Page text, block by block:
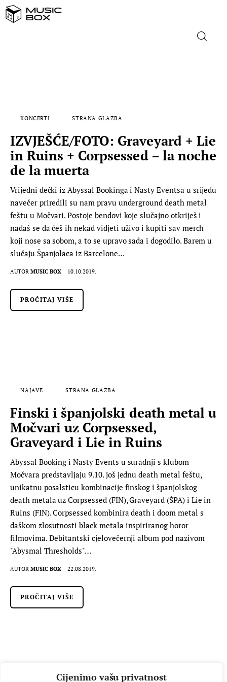
Cijenimo vašu privatnost
FILM
MUSIC BOX
KONCERTI STRANA GLAZBA
IZVJEŠĆE/FOTO: Graveyard + Lie
in Ruins + Corpsessed – la noche
de la muerta
Vrijedni dečki iz Abyssal Bookinga i Nasty Eventsa u srijedu
navečer priredili su nam pravu underground death metal
feštu u Močvari. Postoje bendovi koje slučajno otkriješ i
nadaš se da ćeš ih nekad vidjeti uživo i kupiti sav merch
koji nose sa sobom, a to se upravo sada i dogodilo. Barem u
slučaju Španjolaca iz Barcelone…
AUTOR MUSIC BOX 10.10.2019.
PROČITAJ VIŠE
NAJAVE STRANA GLAZBA
Finski i španjolski death metal u
Močvari uz Corpsessed,
Graveyard i Lie in Ruins
Abyssal Booking i Nasty Events u suradnji s klubom
Močvara predstavljaju 9.10. još jednu death metal feštu,
unikatnu posalsticu kombinacije finskog i španjolskog
death metala uz Corpsessed (FIN), Graveyard (ŠPA) i Lie in
Ruins (FIN). Corpsessed kombinira death i doom metal s
daškom zlosutnosti black metala inspiriranog horor
filmovima. Debitantski cjelovečernji album pod nazivom
"Abysmal Thresholds"…
AUTOR MUSIC BOX 22.08.2019.
PROČITAJ VIŠE